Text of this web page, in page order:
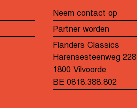
Neem contact op
Partner worden
Flanders Classics
Harensesteenweg 228
1800 Vilvoorde
BE 0818.388.802